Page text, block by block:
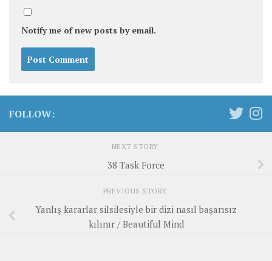
Notify me of new posts by email.
FOLLOW:
NEXT STORY
38 Task Force
PREVIOUS STORY
Yanlış kararlar silsilesiyle bir dizi nasıl başarısız
kılınır / Beautiful Mind